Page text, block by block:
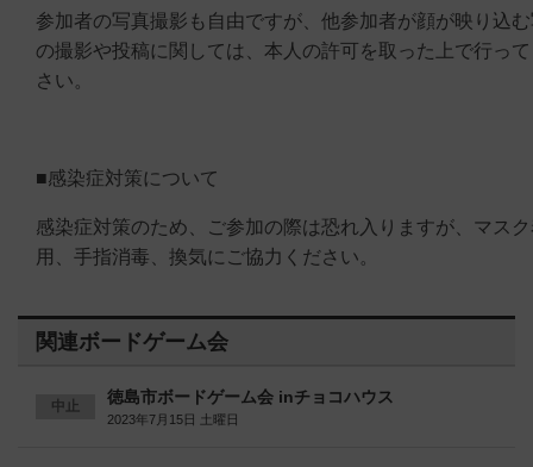
参加者の写真撮影も自由ですが、他参加者が顔が映り込
の撮影や投稿に関しては、本人の許可を取った上で行っ
さい。
■感染症対策について
感染症対策のため、ご参加の際は恐れ入りますが、マス
用、手指消毒、換気にご協力ください。
関連ボードゲーム会
中止 徳島市ボードゲーム会 inチョコハウス
2023年7月15日 土曜日